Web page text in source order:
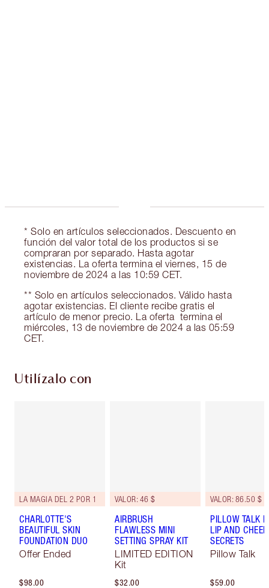
* Solo en artículos seleccionados. Descuento en
función del valor total de los productos si se
compraran por separado. Hasta agotar
existencias. La oferta termina el viernes, 15 de
noviembre de 2024 a las 10:59 CET.
** Solo en artículos seleccionados. Válido hasta
agotar existencias. El cliente recibe gratis el
artículo de menor precio. La oferta termina el
miércoles, 13 de noviembre de 2024 a las 05:59
CET.
Utilízalo con
LA MAGIA DEL 2 POR 1
CHARLOTTE'S
BEAUTIFUL SKIN
FOUNDATION DUO
Offer Ended
$98.00
VALOR: 46 $
AIRBRUSH
FLAWLESS MINI
SETTING SPRAY KIT
LIMITED EDITION
Kit
$32.00
VALOR: 86.50 $
PILLOW TALK
LIP AND CHEEK
SECRETS
Pillow Talk
$59.00